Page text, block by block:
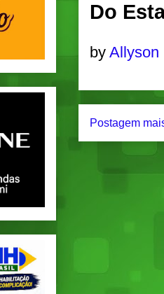
Do
by
Postagem